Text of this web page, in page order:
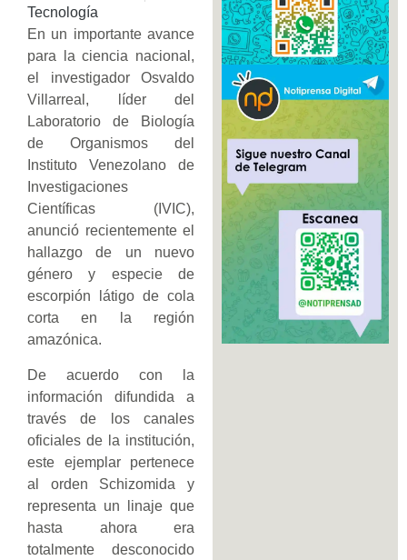
Tecnología
​En un importante avance
para la ciencia nacional,
el investigador Osvaldo
Villarreal, líder del
Laboratorio de Biología
de Organismos del
Instituto Venezolano de
Investigaciones
Científicas (IVIC),
anunció recientemente el
hallazgo de un nuevo
género y especie de
escorpión látigo de cola
corta en la región
amazónica.
De acuerdo con la
información difundida a
través de los canales
oficiales de la institución,
este ejemplar pertenece
al orden Schizomida y
representa un linaje que
hasta ahora era
totalmente desconocido